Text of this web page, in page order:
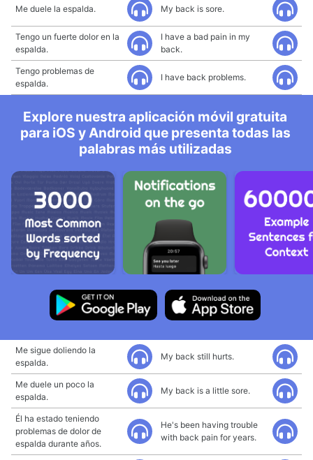
Me duele la espalda. My back is sore.
Tengo un fuerte dolor en la
espalda.
I have a bad pain in my
back.
Tengo problemas de
espalda.
I have back problems.
Explore nuestra aplicación móvil gratuita
para iOS y Android que presenta todas las
palabras más utilizadas
Me sigue doliendo la
espalda.
My back still hurts.
Me duele un poco la
espalda.
My back is a little sore.
Él ha estado teniendo
problemas de dolor de
espalda durante años.
He's been having trouble
with back pain for years.